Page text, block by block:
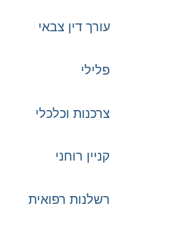
עורך דין צבאי
פלילי
צרכנות וכלכלי
קניין רוחני
רשלנות רפואית